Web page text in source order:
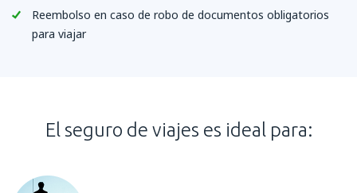
Reembolso en caso de robo de documentos obligatorios
para viajar
El seguro de viajes es ideal para: